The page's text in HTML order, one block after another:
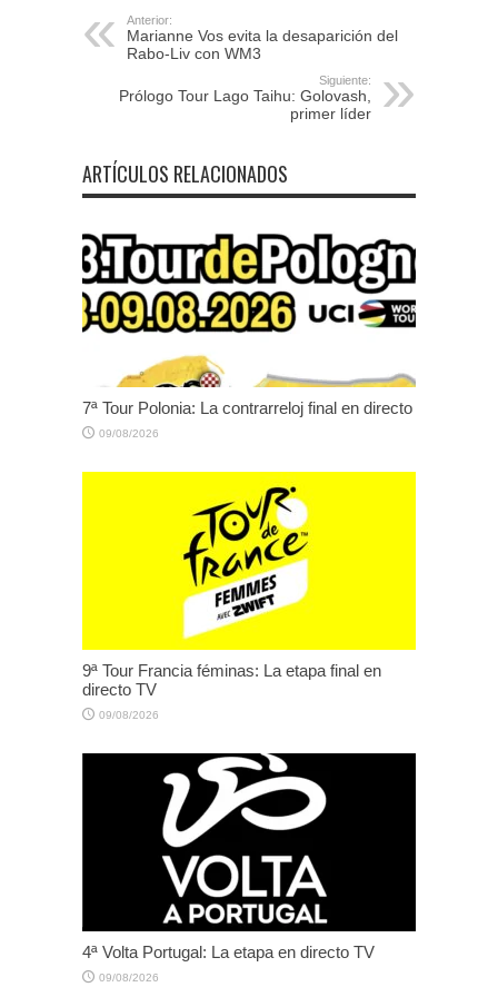
Anterior:
Marianne Vos evita la desaparición del
Rabo-Liv con WM3
Siguiente:
Prólogo Tour Lago Taihu: Golovash,
primer líder
ARTÍCULOS RELACIONADOS
7ª Tour Polonia: La contrarreloj final en directo
09/08/2026
9ª Tour Francia féminas: La etapa final en
directo TV
09/08/2026
4ª Volta Portugal: La etapa en directo TV
09/08/2026